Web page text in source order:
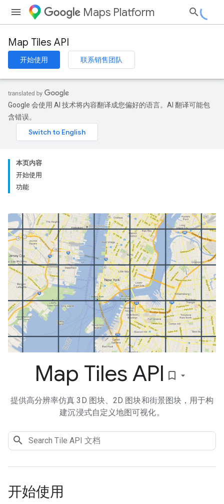
Maps Platform
Map Tiles API
开始使用 联系销售团队
Google 会使用 AI 技术将内容翻译成您偏好的语言。AI 翻译可能包
含错误。
本页内容
开始使用
功能
Map Tiles API bookmark_border
提供高分辨率仿真 3D 图块、2D 图块和街景图块，用于构
建沉浸式自定义地图可视化。
开始使用